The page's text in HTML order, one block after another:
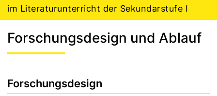
im Literaturunterricht der Sekundarstufe I
Forschungsdesign und Ablauf
Forschungsdesign